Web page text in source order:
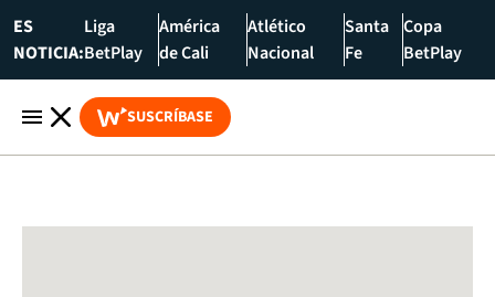
ES
NOTICIA:
Liga
BetPlay
América
de Cali
Atlético
Nacional
Santa
Fe
Copa
BetPlay
SUSCRÍBASE